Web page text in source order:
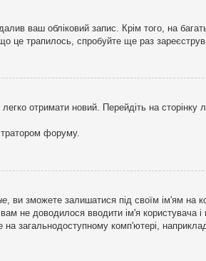
ваш обліковий запис. Крім того, на
трапилось, спробуйте ще раз
отримати новий. Перейдіть на сторінку
форуму.
, ви зможете залишатися під своїм ім'ям на
не доводилося вводити ім'я користувача
загальнодоступному комп'ютері, наприклад